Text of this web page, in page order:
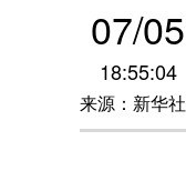
07/05
18:55:04
来源：新华社